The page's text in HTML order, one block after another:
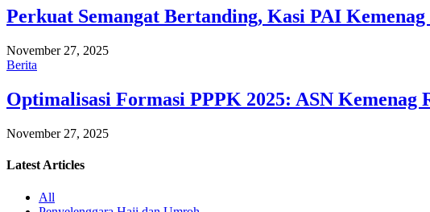
Perkuat Semangat Bertanding, Kasi PAI
November 27, 2025
Berita
Optimalisasi Formasi PPPK 2025: ASN
November 27, 2025
Latest Articles
All